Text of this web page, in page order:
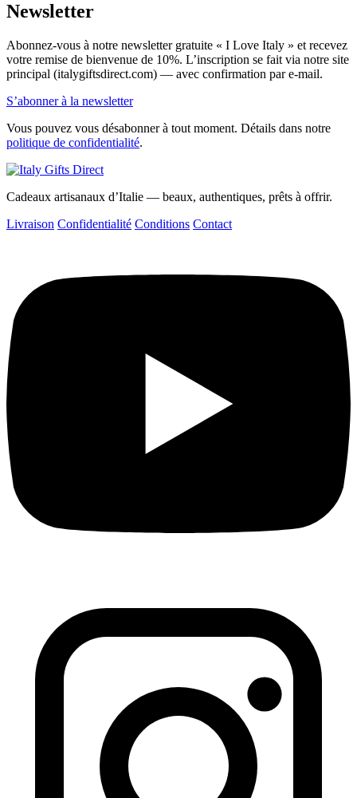
Newsletter
Abonnez-vous à notre newsletter gratuite « I Love Italy » et recevez
votre remise de bienvenue de 10%. L’inscription se fait via notre site
principal (italygiftsdirect.com) — avec confirmation par e-mail.
S’abonner à la newsletter
Vous pouvez vous désabonner à tout moment. Détails dans notre
politique de confidentialité.
Cadeaux artisanaux d’Italie — beaux, authentiques, prêts à offrir.
Livraison Confidentialité Conditions Contact